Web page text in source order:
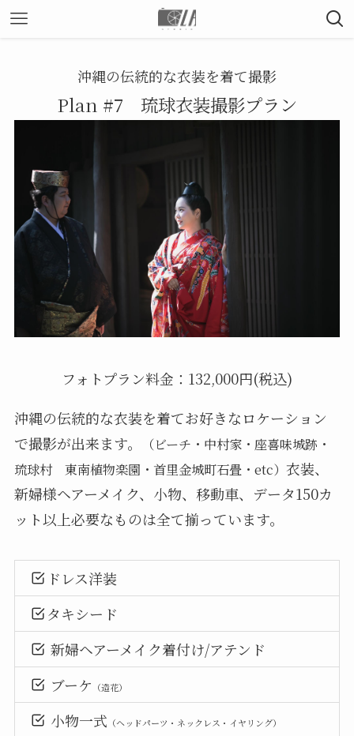
沖縄の伝統的な衣装を着て撮影
Plan #7 琉球衣装撮影プラン
フォトプラン料金：132,000円(税込)
沖縄の伝統的な衣装を着てお好きなロケーション
で撮影が出来ます。
（ビーチ・中村家・座喜味城跡・
琉球村 東南植物楽園・首里金城町石畳・etc） 衣装、
新婦様ヘアーメイク、小物、移動車、データ150カ
ット以上必要なものは全て揃っています。
ドレス洋装
タキシード
新婦ヘアーメイク着付け/アテンド
ブーケ （造花）
小物一式 （ヘッドパーツ・ネックレス・イヤリング）